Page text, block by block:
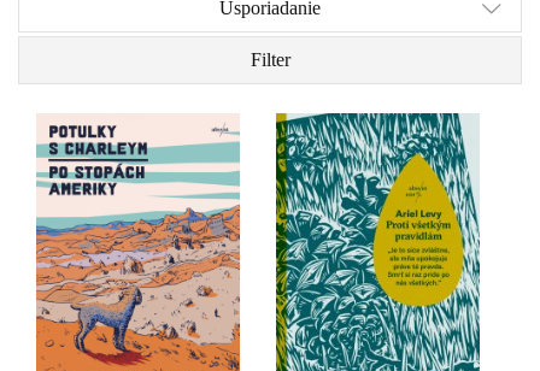
Usporiadanie
Filter
Len jeden muž a jeho
verný pes. Vydajte sa na
cestu naprieč Amerikou
spolu s klasikom svetovej
literatúry Johnom
Steinbeckom a spoznajte
všetky jej rôznofarebné
zákutia.
Ariel Levy vo svojom
autobiografickom románe
zachytáva nielen vlastný
život, ale aj našu
komplikovanú súčasnosť.
Je to príbeh o veľkej láske
i obrovských stratách, o
závislosti, homosexualite a
veľkej ženskej sile.